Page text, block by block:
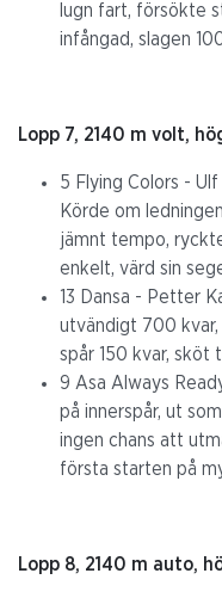
lugn fart, försökte
infångad, slagen
Lopp 7, 2140 m volt,
5 Flying Colors -
Körde om
jämnt tempo,
enkelt, värd sin
13 Dansa - Petter
utvändigt 700
spår 150 kvar, sköt
9 Asa Always
på innerspår, ut
ingen chans att
första starten på
Lopp 8, 2140 m auto,